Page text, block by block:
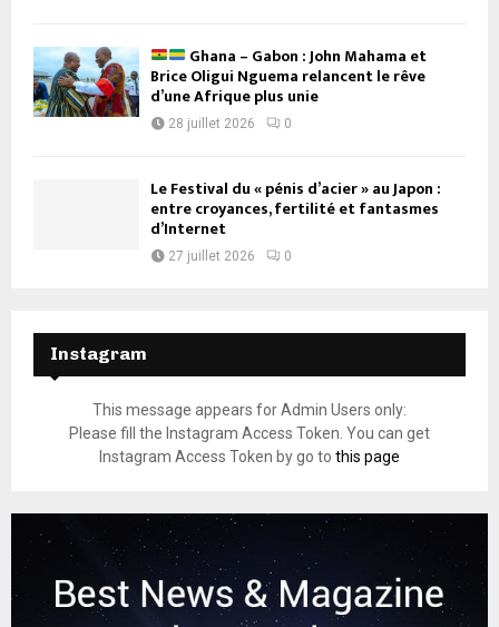
Ghana – Gabon : John Mahama et
Brice Oligui Nguema relancent le rêve
d’une Afrique plus unie
28 juillet 2026 0
Le Festival du « pénis d’acier » au Japon :
entre croyances, fertilité et fantasmes
d’Internet
27 juillet 2026 0
Instagram
This message appears for Admin Users only:
Please fill the Instagram Access Token. You can get
Instagram Access Token by go to this page